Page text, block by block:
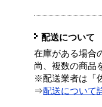
配送について
在庫がある場合
尚、複数の商品
※配送業者は「
⇒配送について